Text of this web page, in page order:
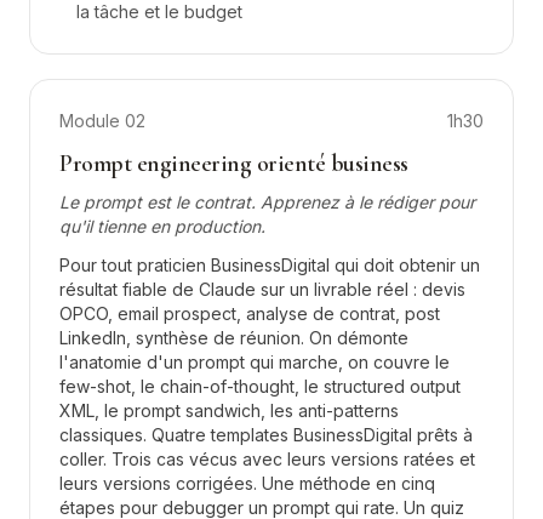
la tâche et le budget
Module 02 1h30
Prompt engineering orienté business
Le prompt est le contrat. Apprenez à le rédiger pour
qu'il tienne en production.
Pour tout praticien BusinessDigital qui doit obtenir un
résultat fiable de Claude sur un livrable réel : devis
OPCO, email prospect, analyse de contrat, post
LinkedIn, synthèse de réunion. On démonte
l'anatomie d'un prompt qui marche, on couvre le
few-shot, le chain-of-thought, le structured output
XML, le prompt sandwich, les anti-patterns
classiques. Quatre templates BusinessDigital prêts à
coller. Trois cas vécus avec leurs versions ratées et
leurs versions corrigées. Une méthode en cinq
étapes pour debugger un prompt qui rate. Un quiz